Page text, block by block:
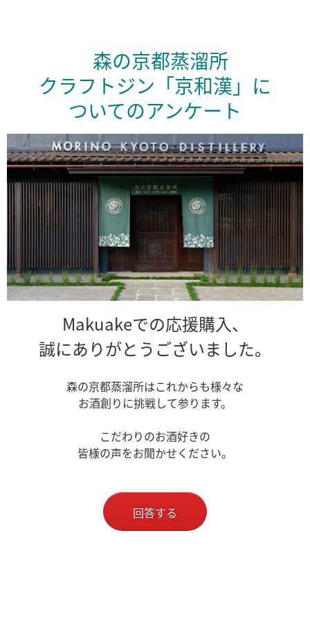
森の京都蒸溜所
クラフトジン「京和漢」に
ついてのアンケート
Makuakeでの応援購入、
誠にありがとうございました。
森の京都蒸溜所はこれからも様々な
お酒創りに挑戦して参ります。
こだわりのお酒好きの
皆様の声をお聞かせください。
回答する